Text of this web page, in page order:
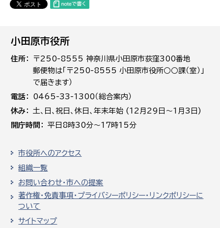
小田原市役所
住所
〒250-8555 神奈川県小田原市荻窪300番地
郵便物は「〒250-8555 小田原市役所○○課（室）」
で届きます）
電話
0465-33-1300（総合案内）
休み
土､日､祝日、休日、年末年始 (12月29日～1月3日)
開庁時間
平日8時30分～17時15分
市役所へのアクセス
組織一覧
お問い合わせ・市への提案
著作権・免責事項・プライバシーポリシー・リンクポリシーに
ついて
サイトマップ